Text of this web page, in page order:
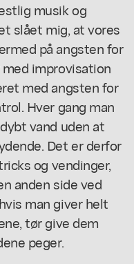
musik og
slået mig, at vores
på angsten for
improvisation
med angsten for
Hver gang man
vand uden at
Det er derfor
og vendinger,
anden side ved
man giver helt
tør give dem
peger.